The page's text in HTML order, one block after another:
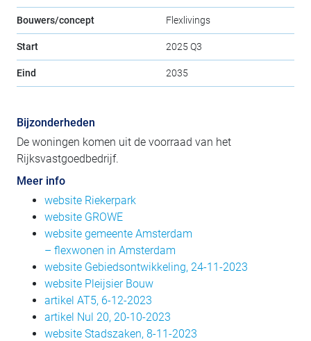
Bouwers/concept Flexlivings
Start 2025 Q3
Eind 2035
Bijzonderheden
De woningen komen uit de voorraad van het
Rijksvastgoedbedrijf.
Meer info
website Riekerpark
website GROWE
website gemeente Amsterdam
– flexwonen in Amsterdam
website Gebiedsontwikkeling, 24-11-2023
website Pleijsier Bouw
artikel AT5, 6-12-2023
artikel Nul 20, 20-10-2023
website Stadszaken, 8-11-2023